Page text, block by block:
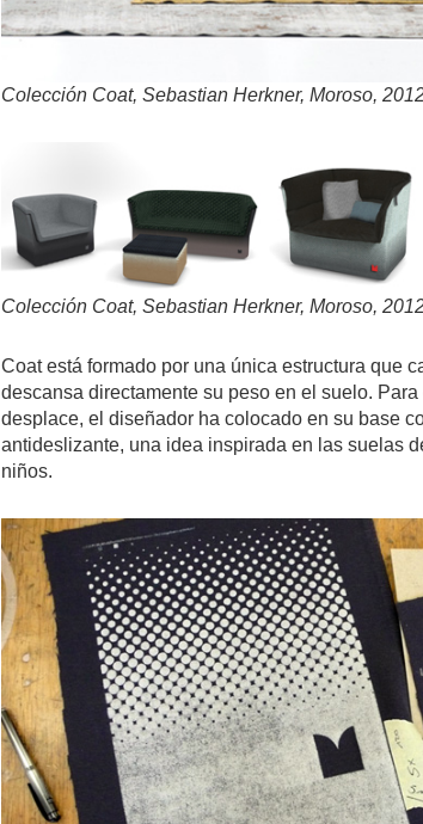
Colección Coat, Sebastian Herkner, Moroso,
Colección Coat, Sebastian Herkner, Moroso,
Coat está formado por una única estructura que
descansa directamente su peso en el suelo.
desplace, el diseñador ha colocado en su base
antideslizante, una idea inspirada en las suelas
niños.